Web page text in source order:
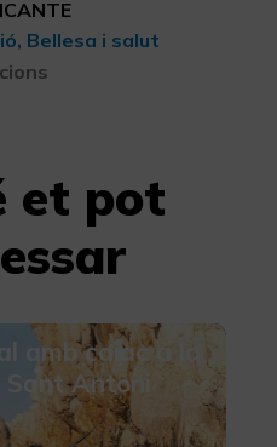
Bellesa i salut
et pot
amb caiac a la
Sant Antoni